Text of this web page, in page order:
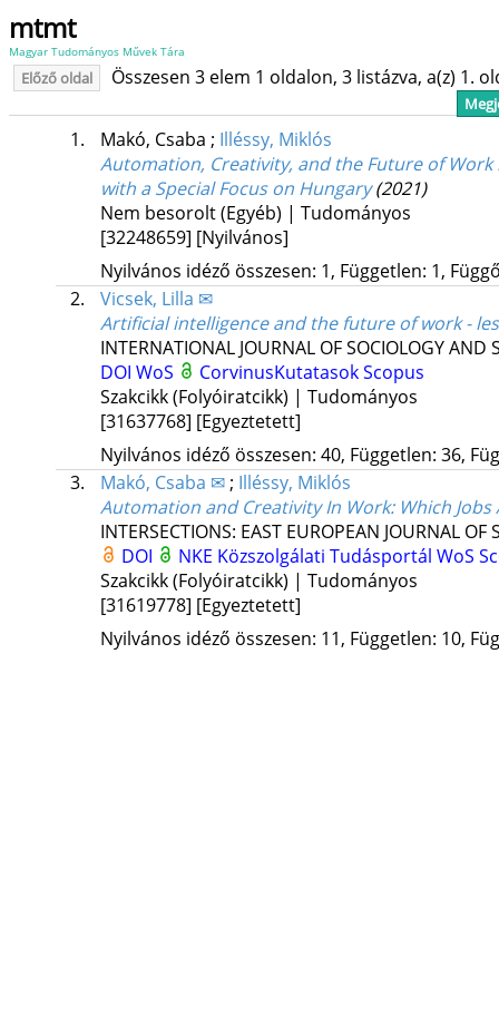
mtmt
Magyar Tudományos Művek Tára
Előző oldal Összesen 3 elem 1 oldalon, 3 listázva, a(z) 1.
1. Makó, Csaba ; Illéssy, Miklós
Automation, Creativity, and the Future of
with a Special Focus on Hungary (2021)
Nem besorolt (Egyéb) | Tudományos
[32248659] [Nyilvános]
Nyilvános idéző összesen: 1, Független: 1,
2.
Vicsek, Lilla ✉
Artificial intelligence and the future of work -
INTERNATIONAL JOURNAL OF SOCIOLOGY AND
DOI WoS CorvinusKutatasokScopus
Szakcikk (Folyóiratcikk) | Tudományos
[31637768] [Egyeztetett]
Nyilvános idéző összesen: 40, Független: 36,
3.
Makó, Csaba ✉; Illéssy, Miklós
Automation and Creativity In Work: Which
INTERSECTIONS: EAST EUROPEAN JOURNAL OF
DOI
NKE Közszolgálati Tudásportál WoS
Szakcikk (Folyóiratcikk) | Tudományos
[31619778] [Egyeztetett]
Nyilvános idéző összesen: 11, Független: 10,